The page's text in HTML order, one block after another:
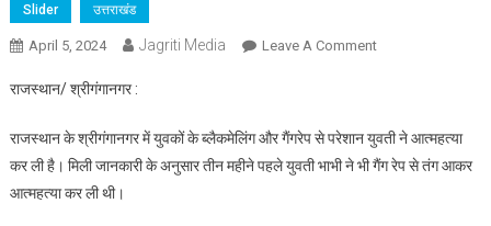
Slider उत्तराखंड
April 5, 2024 Jagriti Media Leave A CommentOn
तंग
आकर
राजस्थान/ श्रीगंगानगर :
राजस्थान के श्रीगंगानगर में युवकों के ब्लैकमेलिंग और गैंगरेप से परेशान युवती ने आत्महत्या
कर ली है। मिली जानकारी के अनुसार तीन महीने पहले युवती भाभी ने भी गैंग रेप से तंग आकर
आत्महत्या कर ली थी।